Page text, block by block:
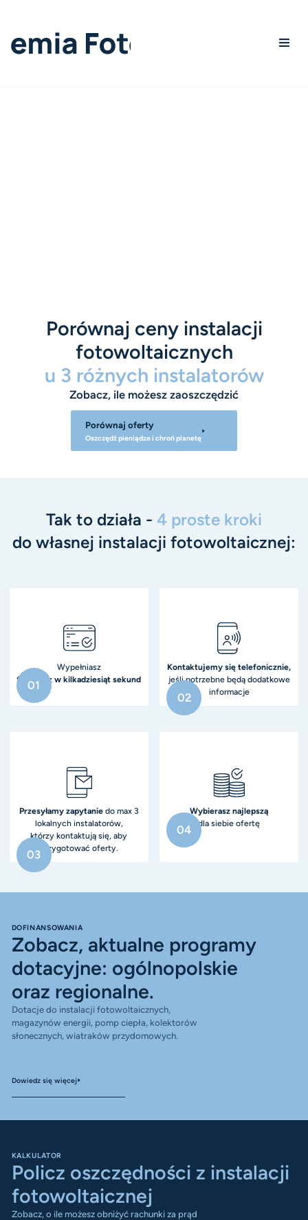
Porównaj ceny instalacji
fotowoltaicznych
u 3 różnych instalatorów
Zobacz, ile możesz zaoszczędzić
Porównaj oferty
Oszczędź pieniądze i chroń planetę
Tak to działa - 4 proste kroki
do własnej instalacji fotowoltaicznej:
Wypełniasz
formularzw kilkadziesiąt sekund
01
Kontaktujemy się telefonicznie,
jeśli potrzebne będą dodatkowe
informacje
02
Przesyłamy zapytanie do max 3
lokalnych instalatorów,
którzy kontaktują się, aby
przygotować oferty.
03
Wybierasz najlepszą
dla siebie ofertę
04
DOFINANSOWANIA
Zobacz, aktualne programy
dotacyjne: ogólnopolskie
oraz regionalne.
Dotacje do instalacji fotowoltaicznych,
magazynów energii, pomp ciepła, kolektorów
słonecznych, wiatraków przydomowych.
Dowiedz się więcej
KALKULATOR
Policz oszczędności z instalacji
fotowoltaicznej
Zobacz, o ile możesz obniżyć rachunki za prąd